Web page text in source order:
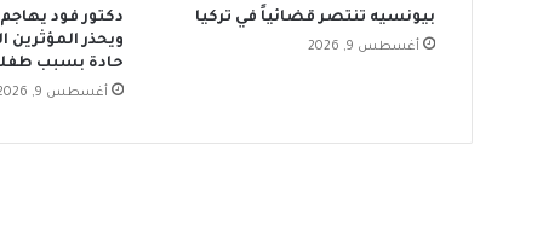
بيونسيه تنتصر قضائياً في تركيا
أغسطس 9, 2026
دكتور فود
ويحذر المؤثرين
حادة بسبب
أغسطس 9, 2026